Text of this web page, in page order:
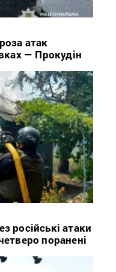
атак
— Прокудін
російські атаки
поранені